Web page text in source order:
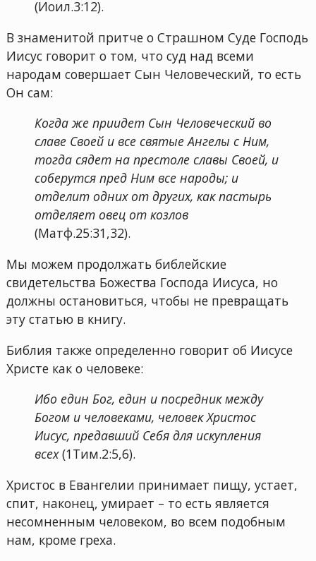
(Иоил.3:12).
В знаменитой притче о Страшном Суде Господь
Иисус говорит о том, что суд над всеми
народам совершает Сын Человеческий, то есть
Он сам:
Когда же приидет Сын Человеческий во
славе Своей и все святые Ангелы с Ним,
тогда сядет на престоле славы Своей, и
соберутся пред Ним все народы; и
отделит одних от других, как пастырь
отделяет овец от козлов
(Матф.25:31,32).
Мы можем продолжать библейские
свидетельства Божества Господа Иисуса, но
должны остановиться, чтобы не превращать
эту статью в книгу.
Библия также определенно говорит об Иисусе
Христе как о человеке:
Ибо един Бог, един и посредник между
Богом и человеками, человек Христос
Иисус, предавший Себя для искупления
всех(1Тим.2:5,6).
Христос в Евангелии принимает пищу, устает,
спит, наконец, умирает – то есть является
несомненным человеком, во всем подобным
нам, кроме греха.